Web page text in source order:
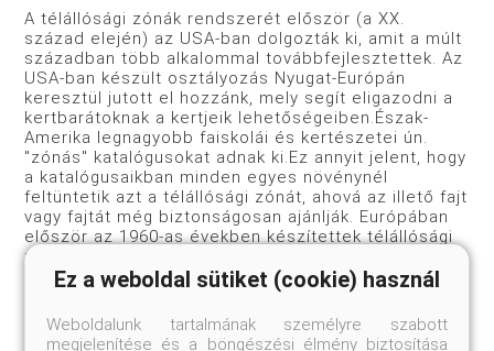
A télállósági zónák rendszerét először (a XX.
század elején) az USA-ban dolgozták ki, amit a múlt
században több alkalommal továbbfejlesztettek. Az
USA-ban készült osztályozás Nyugat-Európán
keresztül jutott el hozzánk, mely segít eligazodni a
kertbarátoknak a kertjeik lehetőségeiben.Észak-
Amerika legnagyobb faiskolái és kertészetei ún.
"zónás" katalógusokat adnak ki.Ez annyit jelent, hogy
a katalógusaikban minden egyes növénynél
feltüntetik azt a télállósági zónát, ahová az illető fajt
vagy fajtát még biztonságosan ajánlják. Európában
először az 1960-as években készítettek télállósági
zóna térképet, amit hosszú ideig csak a
dendrológiai munkák közöltek. Ilyen "zónás"
katalógussal Európában még csak elvétve
találkozhatunk, de számuk várhatóan a jövőben
előreláthatóan gyarapodni fog.A télállósági zóna
Ez a weboldal sütiket (cookie) használ
Weboldalunk tartalmának személyre szabott
megjelenítése és a böngészési élmény biztosítása